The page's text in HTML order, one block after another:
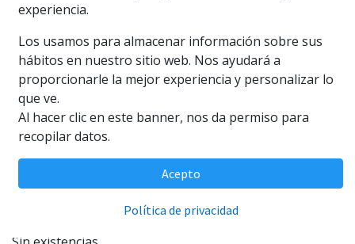
Seachem Clarity 250ml
(0 reseña)
Seachem Clarity 250ml
20,87€
AÑADIR AL CARRITO
experiencia.
Los usamos para almacenar información sobre sus
hábitos en nuestro sitio web. Nos ayudará a
proporcionarle la mejor experiencia y personalizar lo
que ve.
Al hacer clic en este banner, nos da permiso para
recopilar datos.
Acepto
Política de privacidad